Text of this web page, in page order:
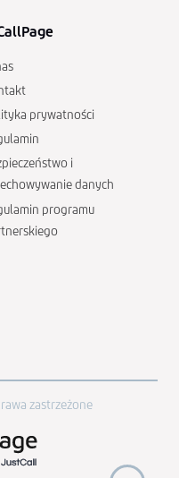
prywatności
i
danych
programu
zastrzeżone